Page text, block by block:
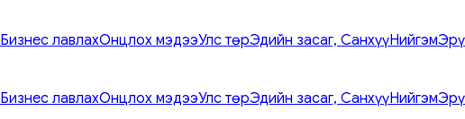
Бизнес лавлахОнцлох мэдээУлс төрЭдийн засаг, СанхүүНийгэм
Бизнес лавлахОнцлох мэдээУлс төрЭдийн засаг, СанхүүНийгэм